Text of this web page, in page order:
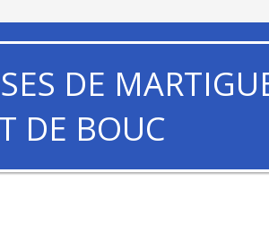
DE
DE BOUC